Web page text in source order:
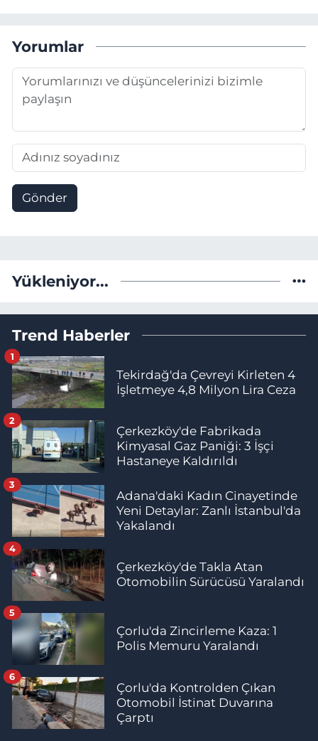
Yorumlar
Gönder
Yükleniyor...
Trend Haberler
Tekirdağ'da Çevreyi Kirleten 4
İşletmeye 4,8 Milyon Lira Ceza
1
Çerkezköy'de Fabrikada
Kimyasal Gaz Paniği: 3 İşçi
Hastaneye Kaldırıldı
2
Adana'daki Kadın Cinayetinde
Yeni Detaylar: Zanlı İstanbul'da
Yakalandı
3
Çerkezköy'de Takla Atan
Otomobilin Sürücüsü Yaralandı
4
Çorlu'da Zincirleme Kaza: 1
Polis Memuru Yaralandı
5
Çorlu'da Kontrolden Çıkan
Otomobil İstinat Duvarına
Çarptı
6